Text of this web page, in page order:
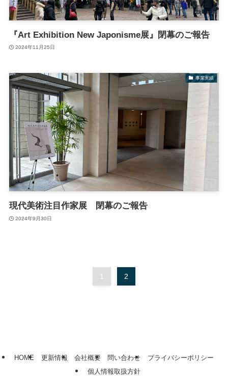
『Art Exhibition New Japonisme展』閉幕のご報告
2024年11月25日
事業実績
現代美術注目作家展 閉幕のご報告
2024年9月30日
1 2
HOME 更新情報 会社概要 問い合わせ
プライバシーポリシー
個人情報取扱方針